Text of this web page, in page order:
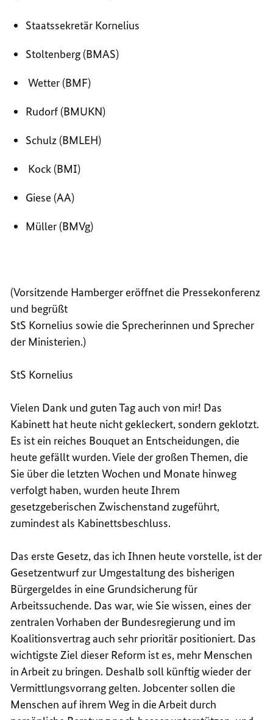
Staatssekretär Kornelius
Stoltenberg (BMAS)
Wetter (BMF)
Rudorf (BMUKN)
Schulz (BMLEH)
Kock (BMI)
Giese (AA)
Müller (BMVg)
(Vorsitzende Hamberger eröffnet die Pressekonferenz
und begrüßt
StS Kornelius sowie die Sprecherinnen und Sprecher
der Ministerien.)
StS Kornelius
Vielen Dank und guten Tag auch von mir! Das
Kabinett hat heute nicht gekleckert, sondern geklotzt.
Es ist ein reiches Bouquet an Entscheidungen, die
heute gefällt wurden. Viele der großen Themen, die
Sie über die letzten Wochen und Monate hinweg
verfolgt haben, wurden heute Ihrem
gesetzgeberischen Zwischenstand zugeführt,
zumindest als Kabinettsbeschluss.
Das erste Gesetz, das ich Ihnen heute vorstelle, ist der
Gesetzentwurf zur Umgestaltung des bisherigen
Bürgergeldes in eine Grundsicherung für
Arbeitssuchende. Das war, wie Sie wissen, eines der
zentralen Vorhaben der Bundesregierung und im
Koalitionsvertrag auch sehr prioritär positioniert. Das
wichtigste Ziel dieser Reform ist es, mehr Menschen
in Arbeit zu bringen. Deshalb soll künftig wieder der
Vermittlungsvorrang gelten. Jobcenter sollen die
Menschen auf ihrem Weg in die Arbeit durch